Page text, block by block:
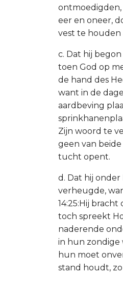
eer en oneer,
vest te
c. Dat hij
toen God op
de hand des
want in de
aardbeving
Zijn woord te
geen van
tucht opent.
d. Dat hij
verheugde,
14:25:Hij
toch spreekt
naderende
in hun zondige
hun moet
stand houdt,